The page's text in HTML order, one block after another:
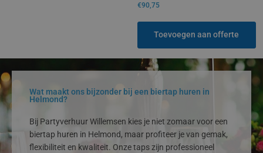
€90,75
Toevoegen aan offerte
Wat maakt ons bijzonder bij een biertap huren in
Helmond?
Bij Partyverhuur Willemsen kies je niet zomaar voor een
biertap huren in Helmond, maar profiteer je van gemak,
flexibiliteit en kwaliteit. Onze taps zijn professioneel